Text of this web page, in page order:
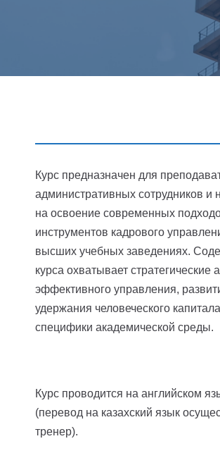
Курс предназначен для
административных сотрудников и
на освоение современных
инструментов кадрового
высших учебных заведениях.
курса охватывает стратегические
эффективного управления,
удержания человеческого
специфики академической среды.
Курс проводится на английском
(перевод на казахский язык
тренер).